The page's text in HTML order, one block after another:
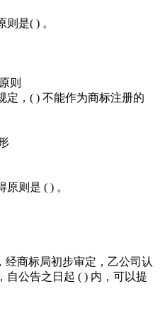
是( ) 。
则
定，( ) 不能作为商标注册的
则是 ( ) 。
经商标局初步审定，乙公司认
自公告之日起 ( ) 内，可以提